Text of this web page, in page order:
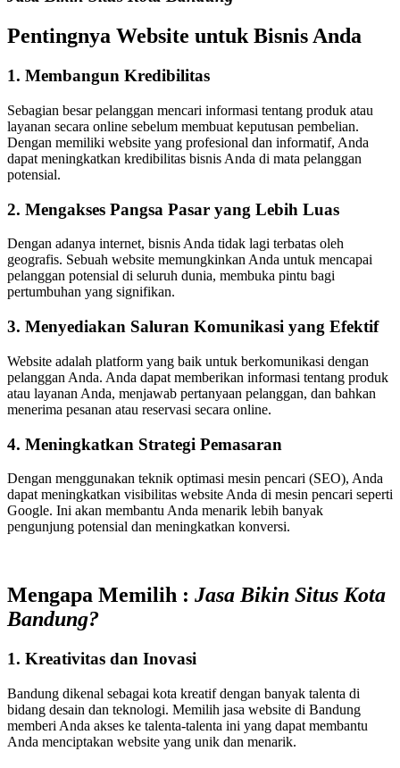
Pentingnya Website untuk Bisnis Anda
1. Membangun Kredibilitas
Sebagian besar pelanggan mencari informasi tentang produk atau
layanan secara online sebelum membuat keputusan pembelian.
Dengan memiliki website yang profesional dan informatif, Anda
dapat meningkatkan kredibilitas bisnis Anda di mata pelanggan
potensial.
2. Mengakses Pangsa Pasar yang Lebih Luas
Dengan adanya internet, bisnis Anda tidak lagi terbatas oleh
geografis. Sebuah website memungkinkan Anda untuk mencapai
pelanggan potensial di seluruh dunia, membuka pintu bagi
pertumbuhan yang signifikan.
3. Menyediakan Saluran Komunikasi yang Efektif
Website adalah platform yang baik untuk berkomunikasi dengan
pelanggan Anda. Anda dapat memberikan informasi tentang produk
atau layanan Anda, menjawab pertanyaan pelanggan, dan bahkan
menerima pesanan atau reservasi secara online.
4. Meningkatkan Strategi Pemasaran
Dengan menggunakan teknik optimasi mesin pencari (SEO), Anda
dapat meningkatkan visibilitas website Anda di mesin pencari seperti
Google. Ini akan membantu Anda menarik lebih banyak
pengunjung potensial dan meningkatkan konversi.
Mengapa Memilih : Jasa Bikin Situs Kota
Bandung?
1. Kreativitas dan Inovasi
Bandung dikenal sebagai kota kreatif dengan banyak talenta di
bidang desain dan teknologi. Memilih jasa website di Bandung
memberi Anda akses ke talenta-talenta ini yang dapat membantu
Anda menciptakan website yang unik dan menarik.